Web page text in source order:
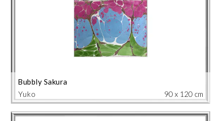
Yuko
Bubbly Sakura
90 x 120 cm